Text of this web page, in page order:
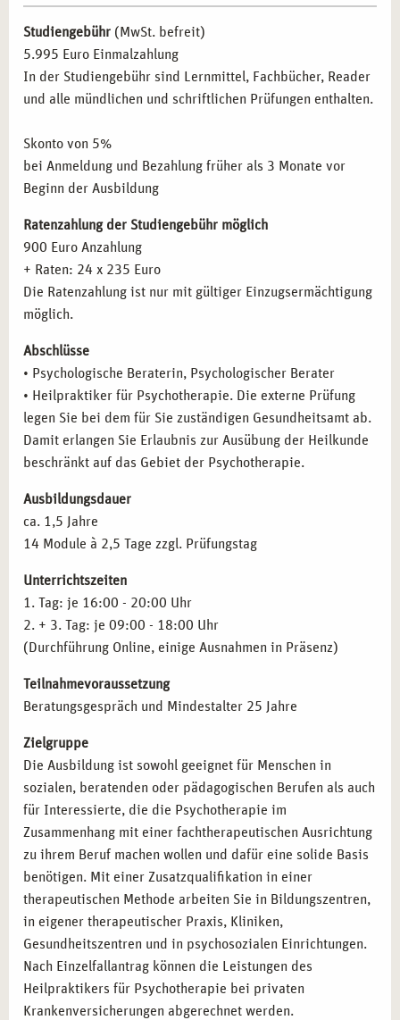
psychotherapeutische Methoden in ihre Arbeit
integrieren möchten.
Pädagogische Fachkräfte:
ihren Umgang mit psychischen Belastungen
professionalisieren wollen.
gründen möchten.
Quereinsteiger:Interessierte, die einen neuen
beruflichen Schwerpunkt im Gesundheitswesen suchen.
BERUFLICHE PERSPEKTIVEN NACH DER
AUSBILDUNG IN ESSEN
Nach Abschluss Ihrer Ausbildung stehen Ihnen in Essen
vielfältige Karrieremöglichkeiten offen. Nutzen Sie Ihre
Eigene Praxis: Flexibilität und Vielfalt durch
selbstbestimmtes Arbeiten in der psychologischen
Beratung.
Angestelltenverhältnisse:Mitarbeit in Therapiezentren,
sozialen Einrichtungen oder Rehabilitationskliniken.
und Seminaren zur mentalen Gesundheit.
Spezialisierung:
Kinder- und Jugendtherapie oder Verhaltenstherapie.
Lehrtätigkeit:Ausbildung angehender Heilpraktiker
und Weitergabe Ihres Wissens.
QUALIFIKATIONEN NACH IHRER AUSBILDUNG
Mit erfolgreichem Abschluss können Sie folgende
Heilpraktiker für Psychotherapie:Zulassung zur
therapeutischen Arbeit nach bestandener Prüfung.
Psychologischer Berater:Kompetenz in der
psychologischen Beratung und Betreuung.
MIT CAMPUS NATURALIS IN ESSEN
ERFOLGREICH STARTEN
Entscheiden Sie sich für die Ausbildung zum Heilpraktiker
für Psychotherapie bei campus naturalis in Essen und
legen Sie den Grundstein für Ihre berufliche Zukunft. Mit
erfahrenen Dozenten, praxisnahen Lehrinhalten und einer
Therapierichtungen und Modelle
Psychoanalyse (Freud)
Analytische Psychologie (Jung)
Individualpsychologie (Adler)
Gesprächstherapie (Rogers)
Systemische Therapie
Gestalttherapie (Perls)
Transaktionsanalyse (Berne)
Körpertherapeutische Verfahren
Kreativtherapeutische Verfahren
Kinder- und Jugendtherapie
Psychopathologie: Psychische Störungen
Psychischer und psychopathologischer Befund
Organisch bedingte Störungen
Substanzinduzierte Störungen
Schizophrenien
Aﬀektive Störungen
Neurotische Störungen
Persönlichkeitsstörungen
Intelligenzminderung
Entwicklungsstörungen
Störungen in Kindheit und Jugend
Prüfungstraining für die amtsärztliche Überprüfung
Gesetzeskunde
Therapieanträge
Inhalte der Fortbildung
Studiengebühr (MwSt. befreit)
5.995 Euro Einmalzahlung
In der Studiengebühr sind Lernmittel, Fachbücher, Reader
und alle mündlichen und schriftlichen Prüfungen enthalten.
Skonto von 5%
bei Anmeldung und Bezahlung früher als 3 Monate vor
Beginn der Ausbildung
Ratenzahlung der Studiengebühr möglich
900 Euro Anzahlung
+ Raten: 24 x 235 Euro
Die Ratenzahlung ist nur mit gültiger Einzugsermächtigung
möglich.
Abschlüsse
• Psychologische Beraterin, Psychologischer Berater
• Heilpraktiker für Psychotherapie. Die externe Prüfung
legen Sie bei dem für Sie zuständigen Gesundheitsamt ab.
Damit erlangen Sie Erlaubnis zur Ausübung der Heilkunde
beschränkt auf das Gebiet der Psychotherapie.
Ausbildungsdauer
ca. 1,5 Jahre
14 Module à 2,5 Tage zzgl. Prüfungstag
Unterrichtszeiten
1. Tag: je 16:00 - 20:00 Uhr
2. + 3. Tag: je 09:00 - 18:00 Uhr
(Durchführung Online, einige Ausnahmen in Präsenz)
Teilnahmevoraussetzung
Beratungsgespräch und Mindestalter 25 Jahre
Zielgruppe
Die Ausbildung ist sowohl geeignet für Menschen in
sozialen, beratenden oder pädagogischen Berufen als auch
für Interessierte, die die Psychotherapie im
Zusammenhang mit einer fachtherapeutischen Ausrichtung
zu ihrem Beruf machen wollen und dafür eine solide Basis
benötigen. Mit einer Zusatzqualifikation in einer
therapeutischen Methode arbeiten Sie in Bildungszentren,
in eigener therapeutischer Praxis, Kliniken,
Gesundheitszentren und in psychosozialen Einrichtungen.
Nach Einzelfallantrag können die Leistungen des
Heilpraktikers für Psychotherapie bei privaten
Krankenversicherungen abgerechnet werden.